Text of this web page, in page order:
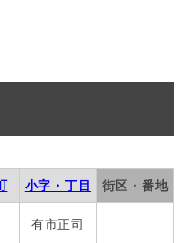
小字・丁目 街区・番地
有市正司